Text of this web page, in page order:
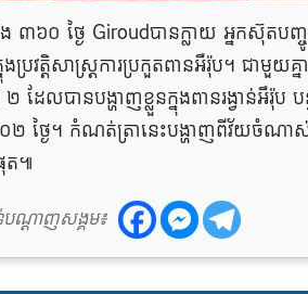
៣៦០ ថ្ងៃ Giroudបានក្លាយ អ្នកស៊ុត
ប្រវត្តិសាស្ត្រការប្រកួតពានអឺរ៉ុប។ ជាមួយ
ែលបានបង្ហាញខ្លួនក្នុងពានរង្វាន់អឺរ៉ុប
២ ថ្ងៃ។ កំណត់ត្រានេះបង្ហាញពីវ័យចំណា
ត៕
បណ្តាញសង្គម៖